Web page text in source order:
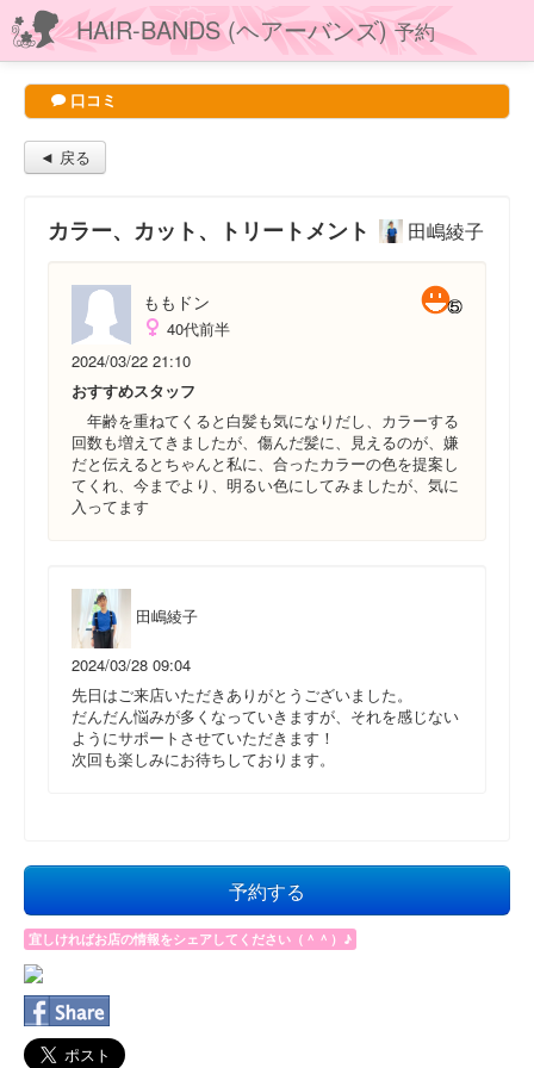
HAIR-BANDS (ヘアーバンズ)予約
口コミ
◄ 戻る
カラー、カット、トリートメント 田嶋綾子
ももドン
40代前半
2024/03/22 21:10
おすすめスタッフ
年齢を重ねてくると白髪も気になりだし、カラーする
回数も増えてきましたが、傷んだ髪に、見えるのが、嫌
だと伝えるとちゃんと私に、合ったカラーの色を提案し
てくれ、今までより、明るい色にしてみましたが、気に
入ってます
田嶋綾子
2024/03/28 09:04
先日はご来店いただきありがとうございました。
だんだん悩みが多くなっていきますが、それを感じない
ようにサポートさせていただきます！
次回も楽しみにお待ちしております。
予約する
宜しければお店の情報をシェアしてください（＾＾）♪